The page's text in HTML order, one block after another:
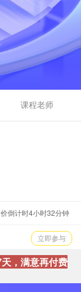
课程老师
倒计时4小时32分钟
立即参与
，满意再付费